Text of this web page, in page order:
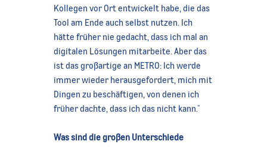
Kollegen vor Ort entwickelt habe, die das
Tool am Ende auch selbst nutzen. Ich
hätte früher nie gedacht, dass ich mal an
digitalen Lösungen mitarbeite. Aber das
ist das großartige an METRO: Ich werde
immer wieder herausgefordert, mich mit
Dingen zu beschäftigen, von denen ich
früher dachte, dass ich das nicht kann."
Was sind die großen Unterschiede